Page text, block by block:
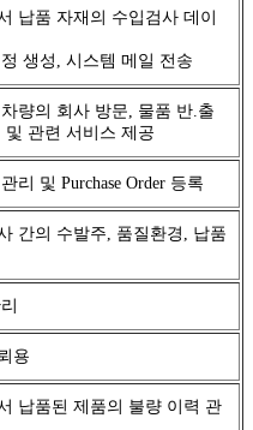
납품 자재의 수입검사 데이
생성, 시스템 메일 전송
량의 회사 방문, 물품 반.출
및 관련 서비스 제공
리 및 Purchase Order 등록
간의 수발주, 품질환경, 납품
용
납품된 제품의 불량 이력 관